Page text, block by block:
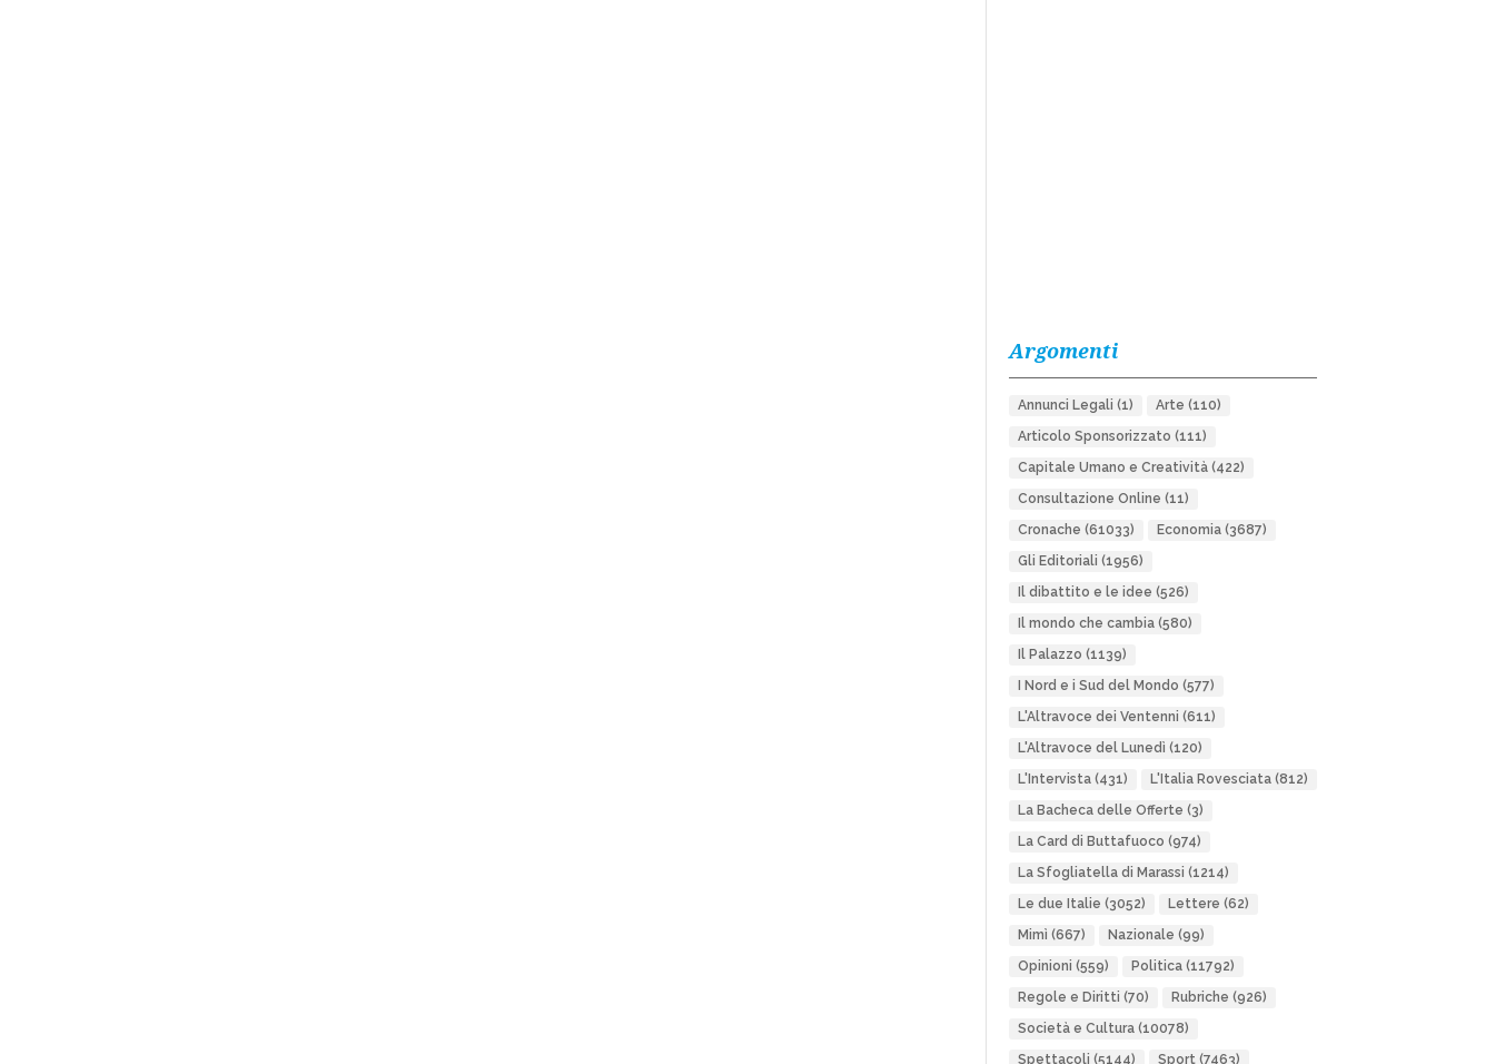
Argomenti
Annunci Legali (1) Arte (110)
Articolo Sponsorizzato (111)
Capitale Umano e Creatività(422)
Consultazione Online (11)
Cronache (61033) Economia(3687)
Gli Editoriali (1956)
Il dibattito e le idee (526)
Il mondo che cambia(580)
Il Palazzo (1139)
I Nord e i Sud del Mondo (577)
L'Altravoce dei Ventenni (611)
L'Altravoce del Lunedì (120)
L'Intervista(431) L'Italia Rovesciata(812)
La Bacheca delle Offerte (3)
La Card di Buttafuoco (974)
La Sfogliatella di Marassi (1214)
Le due Italie (3052) Lettere (62)
Mimì (667) Nazionale (99)
Opinioni (559) Politica(11792)
Regole e Diritti (70) Rubriche (926)
Società e Cultura(10078)
Spettacoli (5144) Sport(7463)